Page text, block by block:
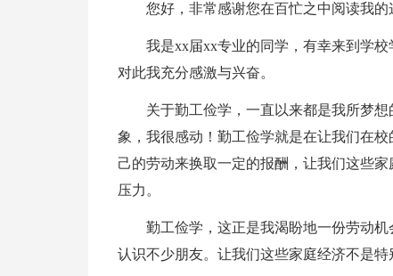
您好，非常感谢您在百忙之中阅读我的
我是xx届xx专业的同学，有幸来到学
对此我充分感激与兴奋。
关于勤工俭学，一直以来都是我所梦
象，我很感动！勤工俭学就是在让我们在
己的劳动来换取一定的报酬，让我们这些
压力。
勤工俭学，这正是我渴盼地一份劳动
认识不少朋友。让我们这些家庭经济不是特